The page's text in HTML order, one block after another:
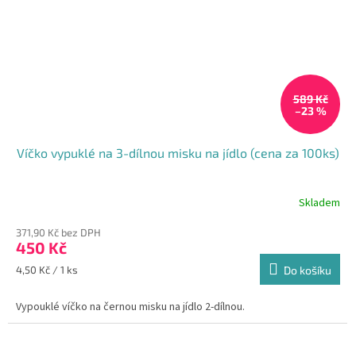
589 Kč
–23 %
Víčko vypuklé na 3-dílnou misku na jídlo (cena za 100ks)
Skladem
371,90 Kč bez DPH
450 Kč
Měrná
4,50 Kč / 1 ks Do košíku
Vypouklé víčko na černou misku na jídlo 2-dílnou.